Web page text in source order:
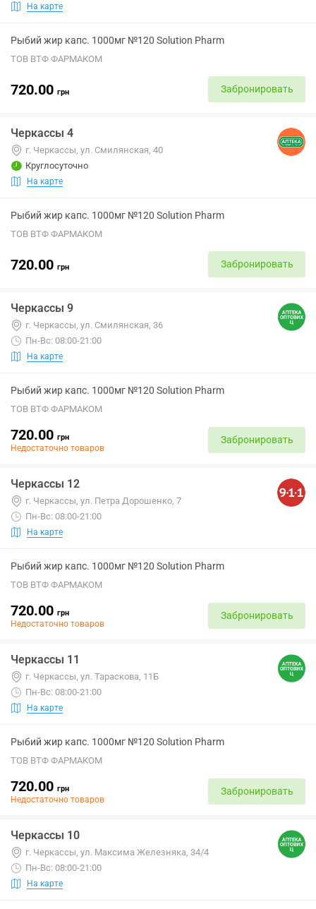
На карте
Рыбий жир капс. 1000мг №120 Solution Pharm
ТОВ ВТФ ФАРМАКОМ
720.00 грн Забронировать
Черкассы 4
г. Черкассы, ул. Смилянская, 40
Круглосуточно
На карте
Рыбий жир капс. 1000мг №120 Solution Pharm
ТОВ ВТФ ФАРМАКОМ
720.00 грн Забронировать
Черкассы 9
г. Черкассы, ул. Смилянская, 36
Пн-Вс: 08:00-21:00
На карте
Рыбий жир капс. 1000мг №120 Solution Pharm
ТОВ ВТФ ФАРМАКОМ
720.00 грн
Недостаточно товаров
Забронировать
Черкассы 12
г. Черкассы, ул. Петра Дорошенко, 7
Пн-Вс: 08:00-21:00
На карте
Рыбий жир капс. 1000мг №120 Solution Pharm
ТОВ ВТФ ФАРМАКОМ
720.00 грн
Недостаточно товаров
Забронировать
Черкассы 11
г. Черкассы, ул. Тараскова, 11Б
Пн-Вс: 08:00-21:00
На карте
Рыбий жир капс. 1000мг №120 Solution Pharm
ТОВ ВТФ ФАРМАКОМ
720.00 грн
Недостаточно товаров
Забронировать
Черкассы 10
г. Черкассы, ул. Максима Железняка, 34/4
Пн-Вс: 08:00-21:00
На карте